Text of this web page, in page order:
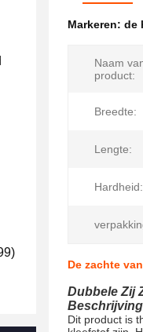
Markeren: de
Naam
product:
Breedte:
Lengte:
Hardheid:
De zachte
Dubbele Zij
Dit product is